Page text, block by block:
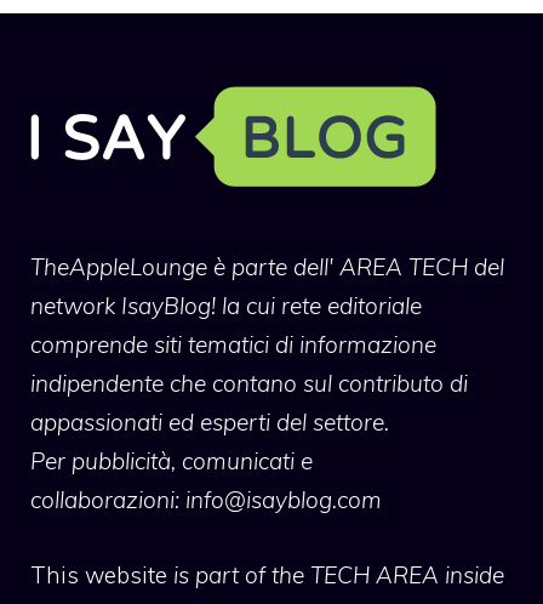
TheAppleLounge è parte dell' AREA TECH del
network IsayBlog! la cui rete editoriale
comprende siti tematici di informazione
indipendente che contano sul contributo di
appassionati ed esperti del settore.
Per pubblicità, comunicati e
collaborazioni: info@isayblog.com
This website is part of the TECH AREA inside